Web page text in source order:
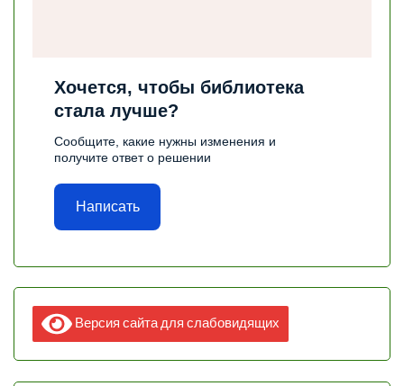
Хочется, чтобы библиотека
стала лучше?
Сообщите, какие нужны изменения и
получите ответ о решении
Написать
Версия сайта для слабовидящих